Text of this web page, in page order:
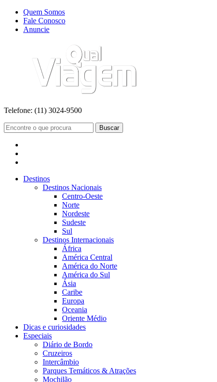
Quem Somos
Fale Conosco
Anuncie
Telefone: (11) 3024-9500
Buscar
Destinos
Destinos Nacionais
Centro-Oeste
Norte
Nordeste
Sudeste
Sul
Destinos Internacionais
África
América Central
América do Norte
América do Sul
Ásia
Caribe
Europa
Oceania
Oriente Médio
Dicas e curiosidades
Especiais
Diário de Bordo
Cruzeiros
Intercâmbio
Parques Temáticos & Atrações
Mochilão